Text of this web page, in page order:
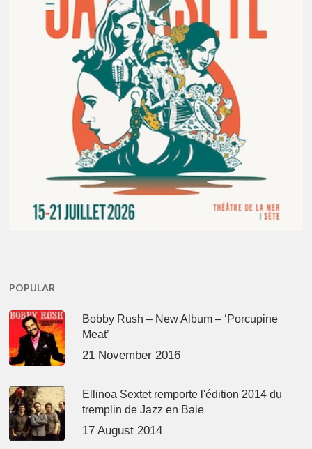
POPULAR
Bobby Rush – New Album – ‘Porcupine
Meat’
21 November 2016
Ellinoa Sextet remporte l'édition 2014 du
tremplin de Jazz en Baie
17 August 2014